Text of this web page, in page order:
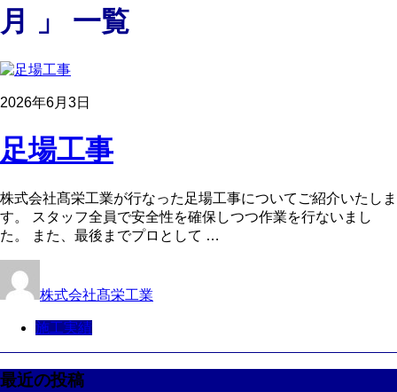
月 」 一覧
2026年6月3日
足場工事
株式会社髙栄工業が行なった足場工事についてご紹介いたしま
す。 スタッフ全員で安全性を確保しつつ作業を行ないまし
た。 また、最後までプロとして …
株式会社髙栄工業
施工実績
最近の投稿